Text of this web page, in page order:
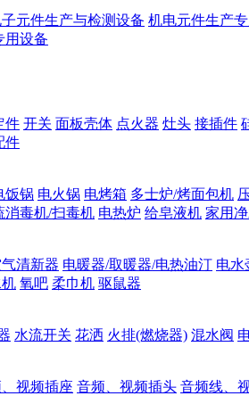
子元件生产与检测设备 机电元件生产
用设备
件 开关 面板壳体 点火器 灶头 接插件
件
饭锅 电火锅 电烤箱 多士炉/烤面包机
消毒机/扫毒机 电热炉 给皂液机 家用
清新器 电暖器/取暖器/电热油汀 电水
氧吧 柔巾机 驱鼠器
水流开关 花洒 火排(燃烧器) 混水阀
视频插座 音频、视频插头 音频线、